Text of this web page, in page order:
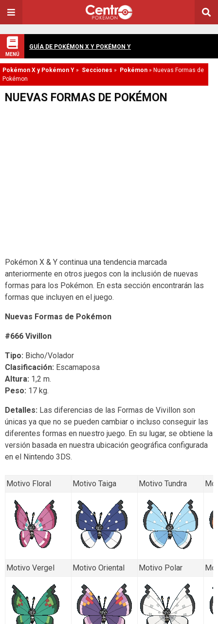
MENÚ
GUÍA DE POKÉMON X Y POKÉMON Y
Pokémon X y Pokémon Y » Secciones » Pokémon » Nuevas Formas de
Pokémon
NUEVAS FORMAS DE POKÉMON
Pokémon X & Y continua una tendencia marcada
anteriormente en otros juegos con la inclusión de nuevas
formas para los Pokémon. En esta sección encontrarán las
formas que incluyen en el juego.
Nuevas Formas de Pokémon
#666 Vivillon
Tipo: Bicho/Volador
Clasificación: Escamaposa
Altura: 1,2 m.
Peso: 17 kg.
Detalles: Las diferencias de las Formas de Vivillon son
únicas ya que no se pueden cambiar o incluso conseguir las
diferentes formas en nuestro juego. En su lugar, se obtiene la
versión basada en nuestra ubicación geográfica configurada
en el Nintendo 3DS.
Motivo Floral Motivo Taiga Motivo Tundra
Motivo Vergel Motivo Oriental Motivo Polar